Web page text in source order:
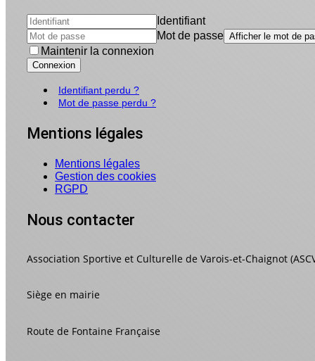
Identifiant
Mot de passe Afficher le mot de
Maintenir la connexion
Connexion
Identifiant perdu ?
Mot de passe perdu ?
Mentions légales
Mentions légales
Gestion des cookies
RGPD
Nous contacter
Association Sportive et Culturelle de Varois-et-Chaignot
Siège en mairie
Route de Fontaine Française